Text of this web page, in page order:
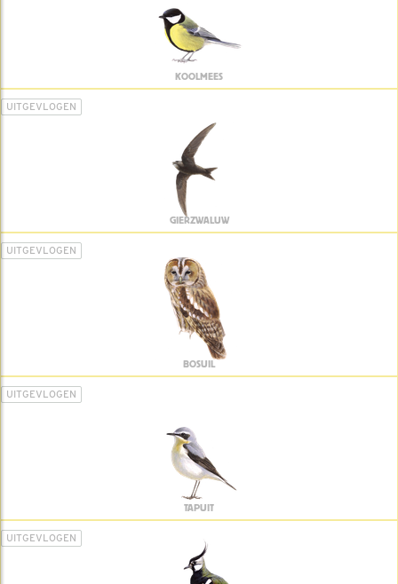
KOOLMEES
UITGEVLOGEN
GIERZWALUW
UITGEVLOGEN
BOSUIL
UITGEVLOGEN
TAPUIT
UITGEVLOGEN